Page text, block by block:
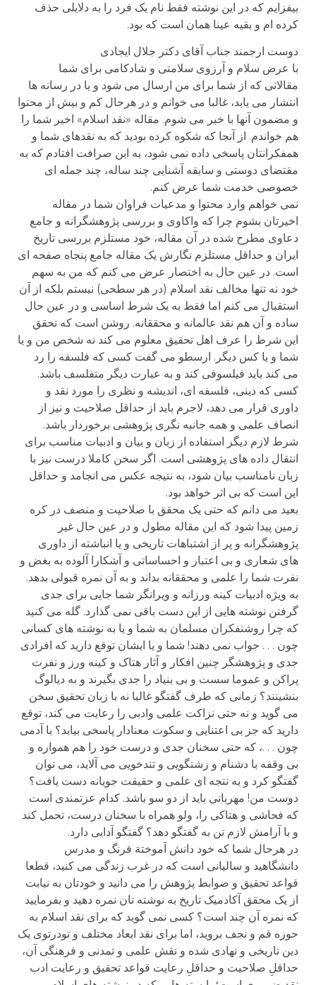
بیفزایم که در این نوشته فقط نام یک فرد را به دلایلی حذف
کرده ام و بقیه عینا همان است که بود.
دوست ارجمند جناب آقای دکتر جلال ایجادی
با عرض سلام و آرزوی سلامتی و شادکامی برای شما
مقالاتی که از شما برای من ارسال می شود و یا در رسانه ها
انتشار می یابد، غالبا می خوانم و در هرحال کم و بیش از محتوا
و مضمون آنها با خبر می شوم. مقاله «نقد اسلام» اخیر شما را
هم خواندم. از آنجا که شکوه کرده بودید که به نقدهای شما و
همفکرانتان پاسخی داده نمی شود، به این صرافت افتادم که به
مقتضای دوستی و سابقه آشنایی چند ساله، چند جمله ای
خصوصی خدمت شما عرض کنم.
نمی خواهم وارد محتوا و مدعیات فراوان شما در مقاله
اخیرتان بشوم چرا که واکاوی و بررسی پژوهشگرانه و جامع
دعاوی مطرح شده در آن مقاله، خود مستلزم بررسی تاریخ
ایران و حداقل مستلزم نگارش یک مقاله جامع پنجاه صفحه ای
است. در عین حال به اختصار عرض می کنم که من به سهم
خود نه تنها مخالف نقد اسلام (در هر سطحی) نیستم بلکه از آن
استقبال می کنم اما فقط به یک شرط اساسی و در عین حال
ساده و آن هم نقد عالمانه و محققانه. روشن است که تحقق
این شرط را عرف اهل تحقیق معلوم می کند نه شخص من و یا
شما و یا کس دیگر. ارسطو می گفت کسی که فلسفه را رد
می کند باید فیلسوفی کند و به عبارت دیگر متفلسف باشد.
کسی که دینی، فلسفه ای، اندیشه و نظری را مورد نقد و
داوری قرار می دهد، لاجرم باید از حداقل صلاحیت و نیز از
انصاف علمی و همه جانبه نگری پژوهشی برخوردار باشد.
شرط لازم دیگر استفاده از زبان و بیان و ادبیات مناسب برای
انتقال داده های پژوهشی است. اگر سخن کاملا درست نیز با
زبان نامناسب بیان شود، به نتیجه عکس می انجامد و حداقل
این است که بی اثر خواهد بود.
بعید می دانم که حتی یک محقق با صلاحیت و منصف در کره
زمین پیدا شود که این مقاله مطول و در عین حال غیر
پژوهشگرانه و پر از اشتباهات تاریخی و یا انباشته از داوری
های شعاری و بی اعتبار و احساساتی و آشکارا آلوده به بغض و
نفرت شما را علمی و محققانه بداند و به آن نمره قبولی بدهد.
به ویژه ادبیات کینه ورزانه و ویرانگر شما جایی برای جدی
گرفتن نوشته هایی از این دست باقی نمی گذارد. گله می کنید
که چرا روشنفکران مسلمان به شما و یا به نوشته های کسانی
چون . . . جواب نمی دهند! شما و یا ایشان توقع دارید که افرادی
جدی و پژوهشگر چنین افکار و آثار هتاک و کینه ورز و نفرت
پراکن و عموما سست و بی بنیاد را جدی بگیرند و به دیالوگ
بنشینند؟ زمانی که طرف گفتگو غالبا نه با زبان تحقیق سخن
می گوید و نه حتی نزاکت علمی وادبی را رعایت می کند، توقع
دارید که جز بی اعتنایی و سکوت معنادار پاسخی بیابد؟ با آدمی
چون . . .، که حتی سخنان جدی و درست خود را هم همواره و
بی وقفه با دشنام و زشتگویی و تندخویی می آلاید، می توان
گفتگو کرد و به نتجه ای علمی و حقیقت جویانه دست یافت؟
دوست من! مهربانی باید از دو سو باشد. کدام عزتمندی است
که فحاشی و هتاکی را، ولو همراه با سخنان درست، تحمل کند
و با آرامش لازم تن به گفتگو دهد؟ گفتگو آدابی دارد.
در هرحال شما که خود دانش آموختة فرنگ و مدرس
دانشگاهید و سالیانی است که در غرب زندگی می کنید، قطعا
قواعد تحقیق و ضوابط پژوهش را می دانید و خودتان به نیابت
از یک محقق آکادمیک تاریخ به نوشته تان نمره دهید و بفرمایید
که نمره آن چند است؟ کسی نمی گوید که برای نقد اسلام به
حوزه قم و نجف بروید، اما برای نقد ابعاد مختلف و تودرتوی یک
دین تاریخی و نهادی شده و نقش علمی و تمدنی و فرهنگی آن،
حداقلِ صلاحیت و حداقلِ رعایت قواعد تحقیق و رعایت ادب